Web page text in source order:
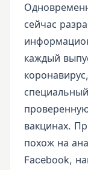
сейчас
каждый
вакцинах.
похож на
Facebook,